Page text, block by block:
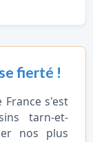
fierté !
s'est
tarn-et-
nos plus